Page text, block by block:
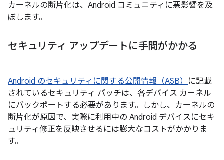
カーネルの断片化は、Android コミュニティに悪影響を及
ぼします。
セキュリティ アップデートに手間がかかる
Android のセキュリティに関する公開情報（ASB） に記載
されているセキュリティ パッチは、各デバイス カーネル
にバックポートする必要があります。しかし、カーネルの
断片化が原因で、実際に利用中の Android デバイスにセキ
ュリティ修正を反映させるには膨大なコストがかかりま
す。